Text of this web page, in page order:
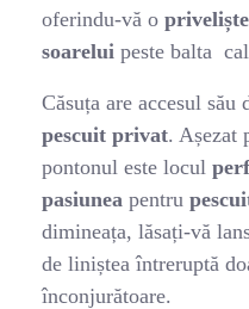
oferindu-vă o
soarelui peste balta
Căsuța are accesul său
pescuit privat. Așezat
pontonul este locul
pasiunea pentru
dimineața, lăsați-vă
de liniștea întreruptă
înconjurătoare.